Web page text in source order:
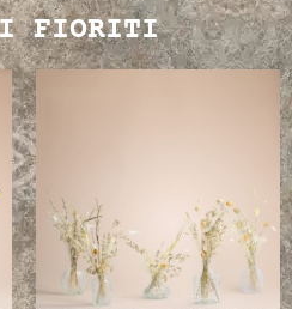
FIORITI